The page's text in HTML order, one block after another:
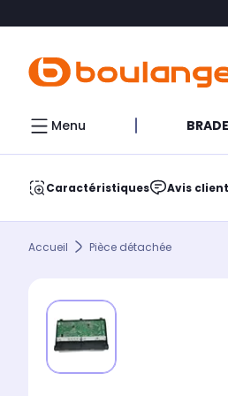
Menu
Caractéristiques Avis
Accueil Pièce détachée